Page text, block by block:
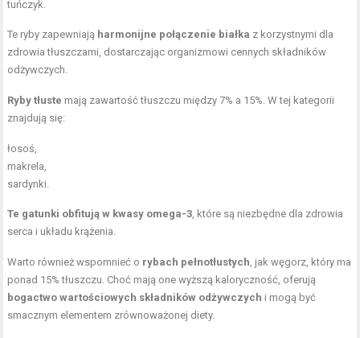
tuńczyk.
Te ryby zapewniają harmonijne połączenie białka z korzystnymi dla
zdrowia tłuszczami, dostarczając organizmowi cennych składników
odżywczych.
Ryby tłuste mają zawartość tłuszczu między 7% a 15%. W tej kategorii
znajdują się:
łosoś,
makrela,
sardynki.
Te gatunki obfitują w kwasy omega-3 , które są niezbędne dla zdrowia
serca i układu krążenia.
Warto również wspomnieć o rybach pełnotłustych , jak węgorz, który ma
ponad 15% tłuszczu. Choć mają one wyższą kaloryczność, oferują
bogactwo wartościowych składników odżywczych i mogą być
smacznym elementem zrównoważonej diety.